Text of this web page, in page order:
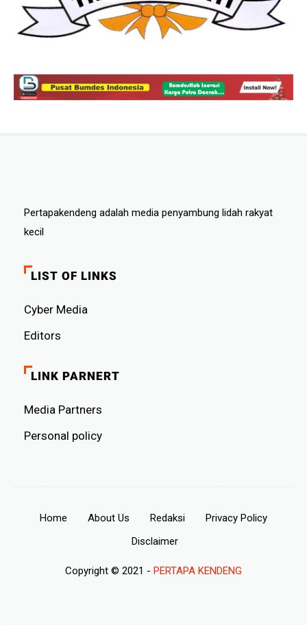
Pertapakendeng adalah media penyambung lidah rakyat
kecil
LIST OF LINKS
Cyber ​​Media
Editors
LINK PARNERT
Media Partners
Personal policy
Home About Us Redaksi
Privacy Policy
Disclaimer
Copyright © 2021 - PERTAPA KENDENG